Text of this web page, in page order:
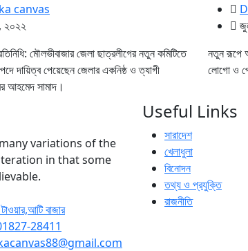
canvas
২০২২
মৌলভীবাজার জেলা ছাত্রলীগের নতুন কমিটিতে
দায়িত্ব পেয়েছেন জেলার একনিষ্ঠ ও ত্যাগী
আহমেদ সামাদ।
নতুন রূপে
লোগো ও
variations of the
in that some
বাজার
28411
Useful Links
সারাদেশ
খেলাধুলা
বিনোদন
তথ্য ও প্রযুক্তি
রাজনীতি